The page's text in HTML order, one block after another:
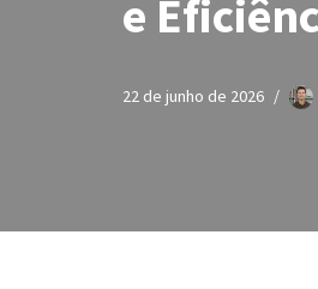
e
22 de junho de 2026